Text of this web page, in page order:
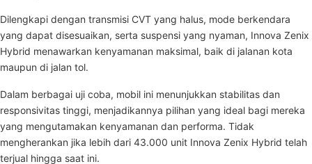
Dilengkapi dengan transmisi CVT yang halus, mode berkendara
yang dapat disesuaikan, serta suspensi yang nyaman, Innova Zenix
Hybrid menawarkan kenyamanan maksimal, baik di jalanan kota
maupun di jalan tol.
Dalam berbagai uji coba, mobil ini menunjukkan stabilitas dan
responsivitas tinggi, menjadikannya pilihan yang ideal bagi mereka
yang mengutamakan kenyamanan dan performa. Tidak
mengherankan jika lebih dari 43.000 unit Innova Zenix Hybrid telah
terjual hingga saat ini.